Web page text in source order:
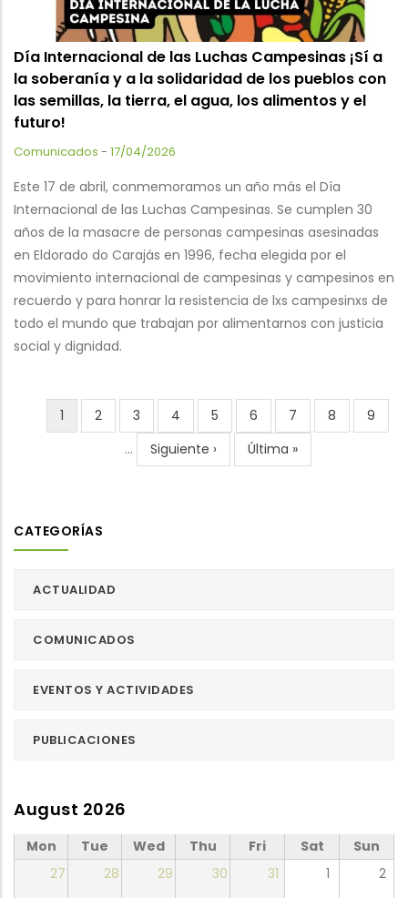
Día Internacional de las Luchas Campesinas ¡Sí a
la soberanía y a la solidaridad de los pueblos con
las semillas, la tierra, el agua, los alimentos y el
futuro!
Comunicados - 17/04/2026
Este 17 de abril, conmemoramos un año más el Día
Internacional de las Luchas Campesinas. Se cumplen 30
años de la masacre de personas campesinas asesinadas
en Eldorado do Carajás en 1996, fecha elegida por el
movimiento internacional de campesinas y campesinos en
recuerdo y para honrar la resistencia de lxs campesinxs de
todo el mundo que trabajan por alimentarnos con justicia
social y dignidad.
Pagination
Current
page
1 Page
2 Page
3 Page
4 Page
5 Page
6 Page
7 Page
8 Page
9
…
Next
page
Siguiente ›
Last
page
Última »
CATEGORÍAS
ACTUALIDAD
COMUNICADOS
EVENTOS Y ACTIVIDADES
PUBLICACIONES
August 2026
Mon Tue Wed Thu Fri Sat
Sun
27
28 29 30 31 1 2